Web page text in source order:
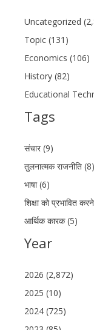
Uncategorized
Topic (131)
Economics (106)
History (82)
Educational
Tags
संचार (9)
तुलनात्मक राजनीति (8)
भाषा (6)
शिक्षा को प्रभावित
आर्थिक कारक (5)
Year
2026 (2,872)
2025 (10)
2024 (725)